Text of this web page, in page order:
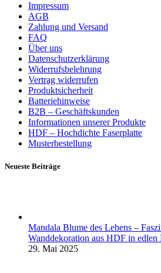
Impressum
AGB
Zahlung und Versand
FAQ
Über uns
Datenschutzerklärung
Widerrufsbelehrung
Vertrag widerrufen
Produktsicherheit
Batteriehinweise
B2B – Geschäftskunden
Informationen unserer Produkte
HDF – Hochdichte Faserplatte
Musterbestellung
Neueste Beiträge
Mandala Blume des Lebens –
Wanddekoration aus HDF in edlen
29. Mai 2025